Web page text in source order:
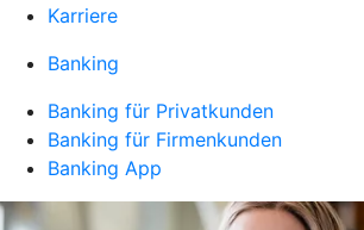
Karriere
Banking
Banking für Privatkunden
Banking für Firmenkunden
Banking App